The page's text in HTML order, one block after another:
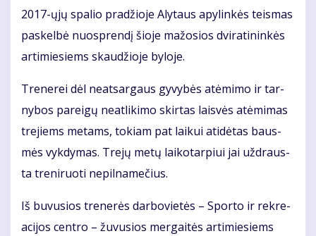
2017-ųjų spa­lio pra­džio­je Aly­taus apy­lin­kės teis­mas
pa­skel­bė nuosp­ren­dį šio­je ma­žo­sios dvi­ra­ti­nin­kės
ar­ti­mie­siems skau­džio­je by­lo­je.
Tre­ne­rei dėl ne­at­sar­gaus gy­vy­bės at­ėmi­mo ir tar­
ny­bos pa­rei­gų ne­at­li­ki­mo skir­tas lais­vės at­ėmi­mas
tre­jiems me­tams, to­kiam pat lai­kui ati­dė­tas baus­
mės vyk­dy­mas. Tre­jų me­tų lai­ko­tar­piui jai už­draus­
ta tre­ni­ruo­ti ne­pil­na­me­čius.
Iš bu­vu­sios tre­ne­rės dar­bo­vie­tės – Spor­to ir rek­re­
a­ci­jos cen­tro – žu­vu­sios mer­gai­tės ar­ti­mie­siems